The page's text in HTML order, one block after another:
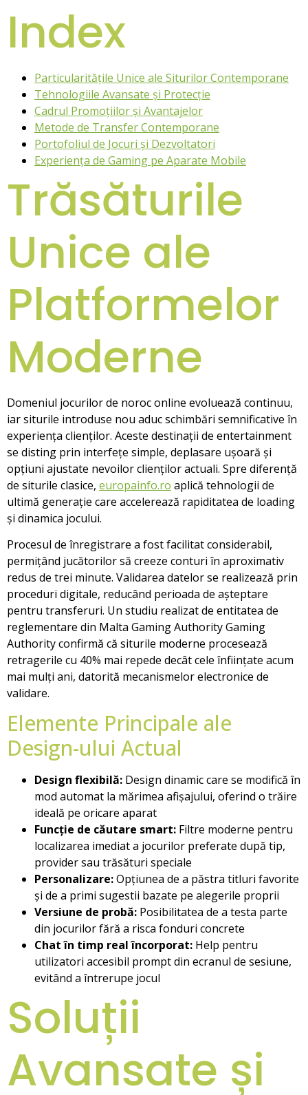
Index
Particularitățile Unice ale Siturilor Contemporane
Tehnologiile Avansate și Protecție
Cadrul Promoțiilor și Avantajelor
Metode de Transfer Contemporane
Portofoliul de Jocuri și Dezvoltatori
Experiența de Gaming pe Aparate Mobile
Trăsăturile
Unice ale
Platformelor
Moderne
Domeniul jocurilor de noroc online evoluează continuu,
iar siturile introduse nou aduc schimbări semnificative în
experiența clienților. Aceste destinații de entertainment
se disting prin interfețe simple, deplasare ușoară și
opțiuni ajustate nevoilor clienților actuali. Spre diferență
de siturile clasice, europainfo.ro aplică tehnologii de
ultimă generație care accelerează rapiditatea de loading
și dinamica jocului.
Procesul de înregistrare a fost facilitat considerabil,
permițând jucătorilor să creeze conturi în aproximativ
redus de trei minute. Validarea datelor se realizează prin
proceduri digitale, reducând perioada de așteptare
pentru transferuri. Un studiu realizat de entitatea de
reglementare din Malta Gaming Authority Gaming
Authority confirmă că siturile moderne procesează
retragerile cu 40% mai repede decât cele înființate acum
mai mulți ani, datorită mecanismelor electronice de
validare.
Elemente Principale ale
Design-ului Actual
Design flexibilă: Design dinamic care se modifică în
mod automat la mărimea afișajului, oferind o trăire
ideală pe oricare aparat
Funcție de căutare smart: Filtre moderne pentru
localizarea imediat a jocurilor preferate după tip,
provider sau trăsături speciale
Personalizare:Opțiunea de a păstra titluri favorite
și de a primi sugestii bazate pe alegerile proprii
Versiune de probă: Posibilitatea de a testa parte
din jocurilor fără a risca fonduri concrete
Chat în timp real încorporat: Help pentru
utilizatori accesibil prompt din ecranul de sesiune,
evitând a întrerupe jocul
Soluții
Avansate și